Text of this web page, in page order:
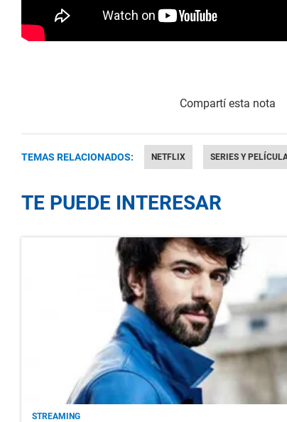
TEMAS RELACIONADOS: NETFLIX SERIES Y
TE PUEDE INTERESAR
STREAMING